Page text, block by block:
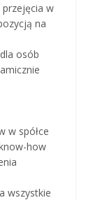
w
na
osób
w spółce
how
wszystkie